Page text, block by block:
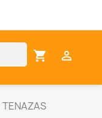

shopping_cart
TENAZAS